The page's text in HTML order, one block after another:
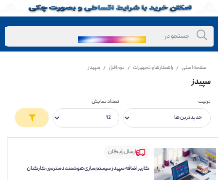
صفحه اصلی / راهکارها و تجهیزات / نرم افزار / سپیدز
سپیدز
ترتیب تعداد نمایش
ارسال رایگان
کاربر اضافه سپیدز سیستم‌سازی هوشمند دسترسی کارکنان